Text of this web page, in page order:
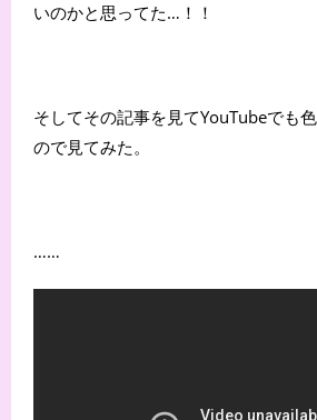
いのかと思ってた…！！
そしてその記事を見てYouTubeでも
ので見てみた。
……